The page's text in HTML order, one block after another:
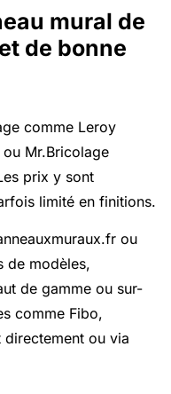
mural de
de bonne
comme Leroy
Mr.Bricolage
prix y sont
limité en finitions.
ou
de modèles,
de gamme ou sur-
comme Fibo,
ou via